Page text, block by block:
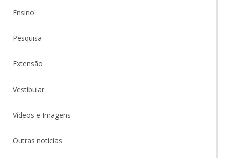
Ensino
Pesquisa
Extensão
Vestibular
Vídeos e Imagens
Outras notícias